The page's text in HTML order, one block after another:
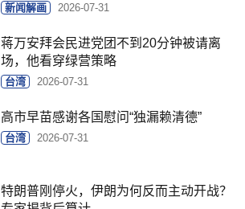
新闻解画 2026-07-31
蒋万安拜会民进党团不到20分钟被请离
场，他看穿绿营策略
台湾 2026-07-31
高市早苗感谢各国慰问“独漏赖清德”
台湾 2026-07-31
特朗普刚停火，伊朗为何反而主动开战？